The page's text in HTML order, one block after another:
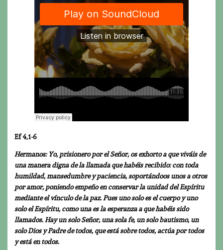
Ef 4,1-6
Hermanos: Yo, prisionero por el Señor, os exhorto a que viváis de
una manera digna de la llamada que habéis recibido: con toda
humildad, mansedumbre y paciencia, soportándoos unos a otros
por amor, poniendo empeño en conservar la unidad del Espíritu
mediante el vínculo de la paz. Pues uno solo es el cuerpo y uno
solo el Espíritu, como una es la esperanza a que habéis sido
llamados. Hay un solo Señor, una sola fe, un solo bautismo, un
solo Dios y Padre de todos, que está sobre todos, actúa por todos
y está en todos.